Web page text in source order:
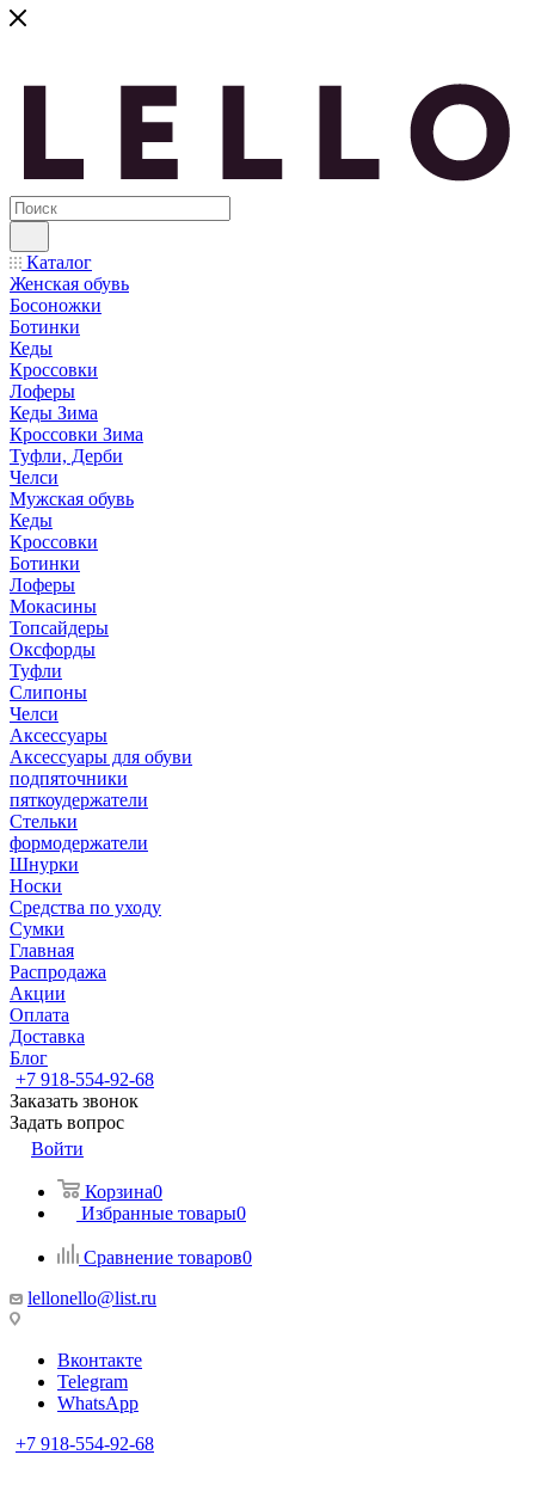
Каталог
Женская обувь
Босоножки
Ботинки
Кеды
Кроссовки
Лоферы
Кеды Зима
Кроссовки Зима
Туфли, Дерби
Челси
Мужская обувь
Кеды
Кроссовки
Ботинки
Лоферы
Мокасины
Топсайдеры
Оксфорды
Туфли
Слипоны
Челси
Аксессуары
Аксессуары для обуви
подпяточники
пяткоудержатели
Стельки
формодержатели
Шнурки
Носки
Средства по уходу
Сумки
Главная
Распродажа
Акции
Оплата
Доставка
Блог
+7 918-554-92-68
Заказать звонок
Задать вопрос
Войти
Корзина0
Избранные товары0
Сравнение товаров0
lellonello@list.ru
Вконтакте
Telegram
WhatsApp
+7 918-554-92-68